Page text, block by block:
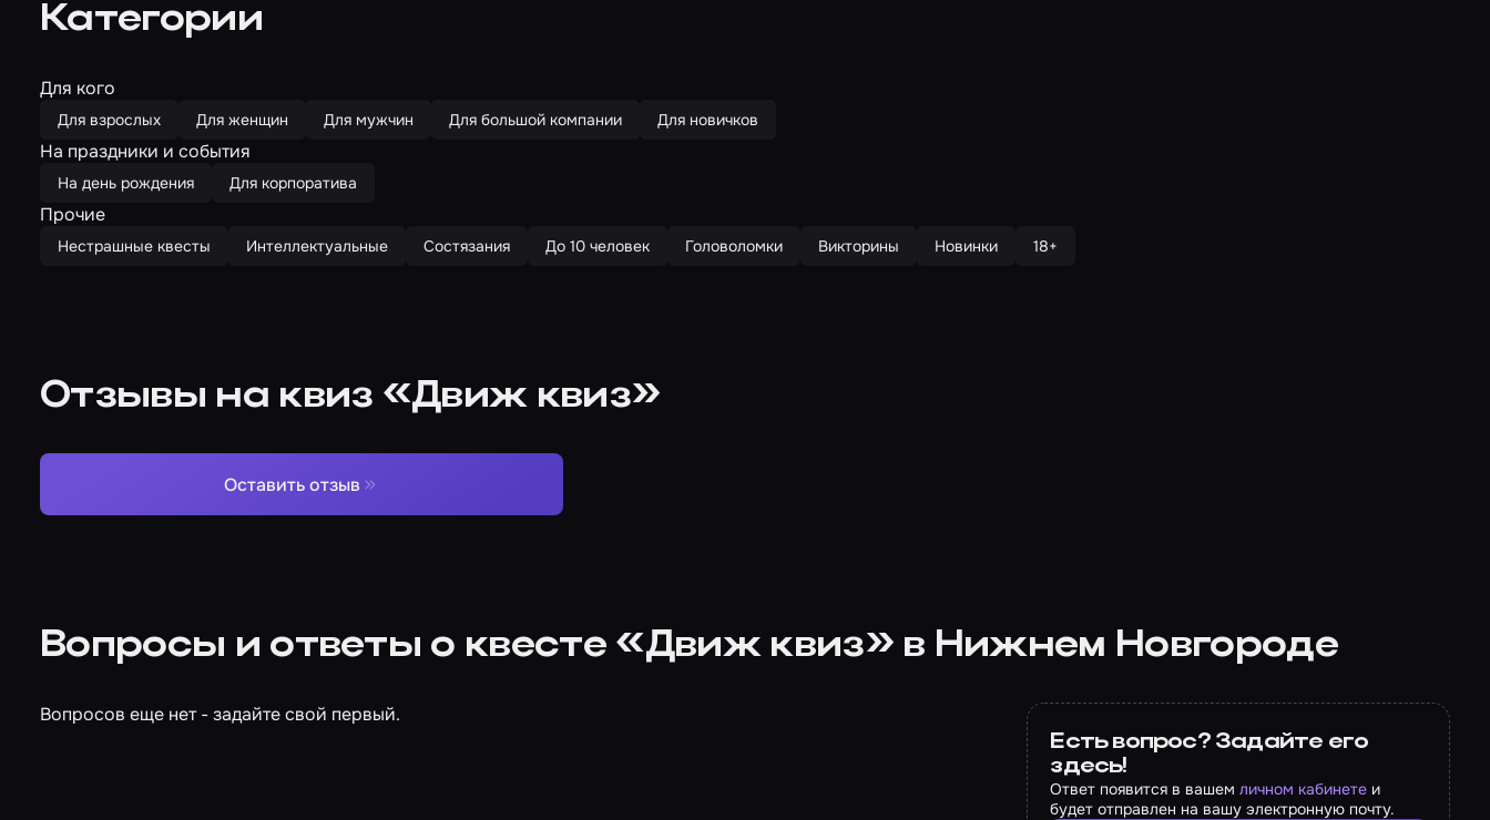
Категории
Для кого
Для взрослых Для женщин Для мужчин Для большой компании Для новичков
На праздники и события
На день рождения Для корпоратива
Прочие
Нестрашные квесты Интеллектуальные Состязания До 10 человек Головоломки Викторины Новинки 18+
Отзывы на квиз «Движ квиз»
Оставить отзыв
Вопросы и ответы о квесте «Движ квиз» в Нижнем Новгороде
Вопросов еще нет - задайте свой первый.
Есть вопрос? Задайте его
здесь!
Ответ появится в вашемличном кабинете и
будет отправлен на вашу электронную почту.